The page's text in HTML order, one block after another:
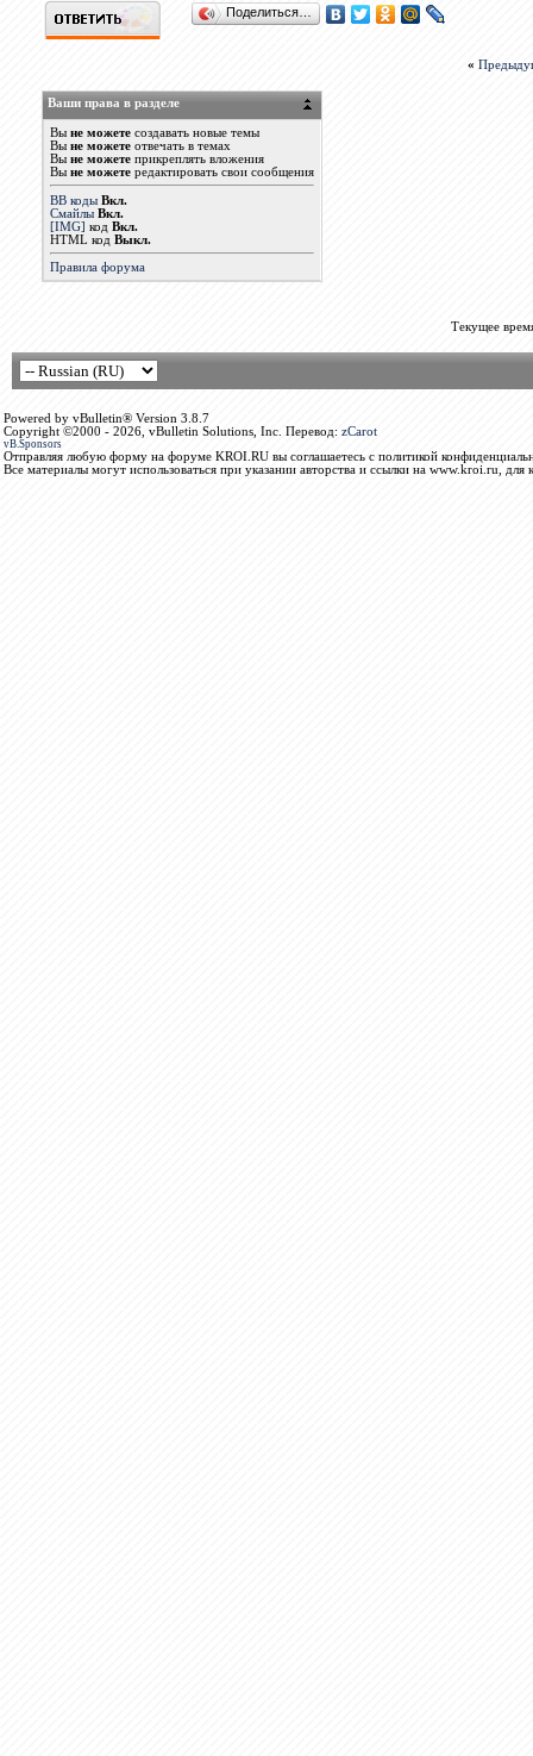
Поделиться…
«
Ваши права в разделе
Вы не можетесоздавать новые темы
Вы не можетеотвечать в темах
Вы не можетеприкреплять вложения
Вы не можетередактировать свои сообщения
BB коды Вкл.
Смайлы Вкл.
[IMG] код Вкл.
HTML код Выкл.
Правила форума
Текущее
Powered by vBulletin® Version 3.8.7
Copyright ©2000 - 2026, vBulletin Solutions, Inc. Перевод: zCarot
vB.Sponsors
Отправляя любую форму на форуме KROI.RU вы соглашаетесь с политикой
Все материалы могут использоваться при указании авторства и ссылки на www.kroi.ru, для